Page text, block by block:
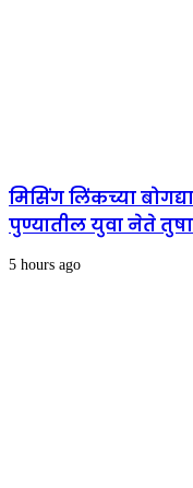
मिसिंग लिंकच्या
पुण्यातील युवा नेते
5 hours ago